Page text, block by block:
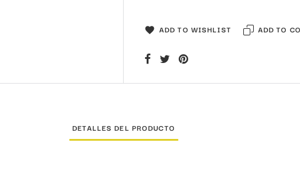
ADD TO WISHLIST ADD TO
DETALLES DEL PRODUCTO